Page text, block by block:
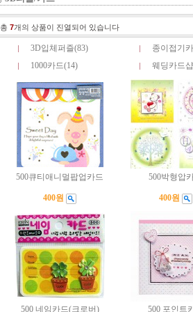
총 7개의 상품이 진열되어 있습니다
3D입체퍼즐(83) 종이접기
1000카드(14)
웨딩카드
500큐티애니멀팝업카드
400원
500박형압
400원
500 네임카드(크로버) 500 포인트